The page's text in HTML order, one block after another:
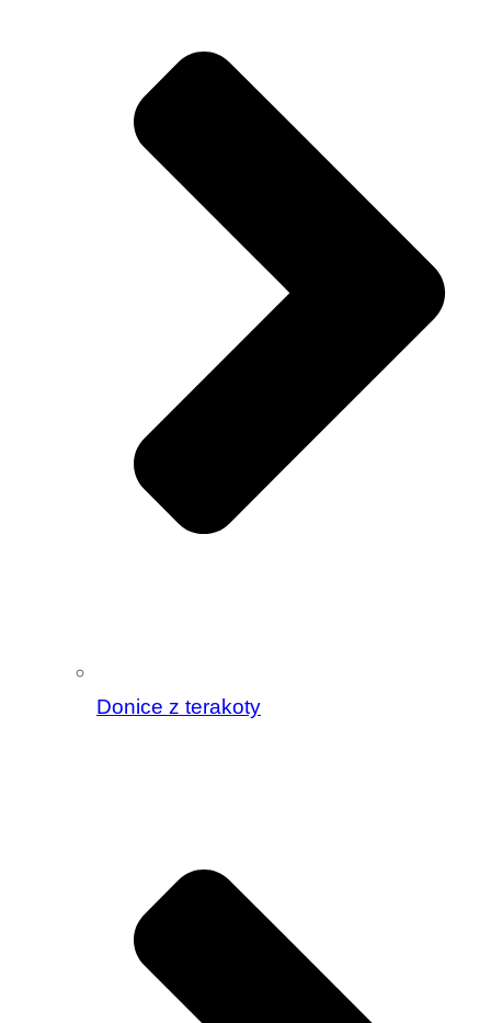
Donice z terakoty